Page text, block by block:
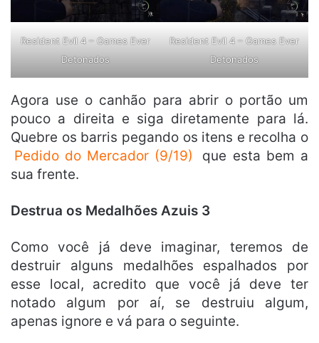
Resident Evil 4 – Games Ever
Detonados
Resident Evil 4 – Games Ever
Detonados
Agora use o canhão para abrir o portão um
pouco a direita e siga diretamente para lá.
Quebre os barris pegando os itens e recolha o
Pedido do Mercador (9/19)
que esta bem a
sua frente.
Destrua os Medalhões Azuis 3
Como você já deve imaginar, teremos de
destruir alguns medalhões espalhados por
esse local, acredito que você já deve ter
notado algum por aí, se destruiu algum,
apenas ignore e vá para o seguinte.